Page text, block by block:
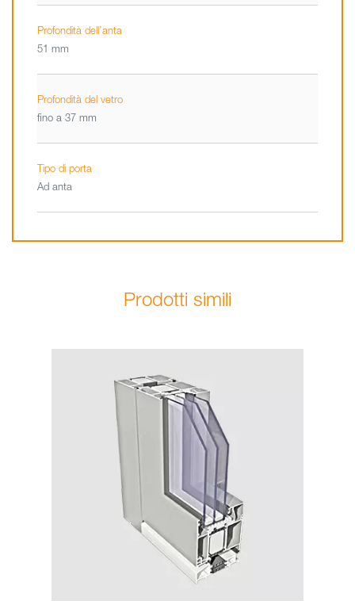
Profondità dell’anta
51 mm
Profondità del vetro
fino a 37 mm
Tipo di porta
Ad anta
Prodotti simili